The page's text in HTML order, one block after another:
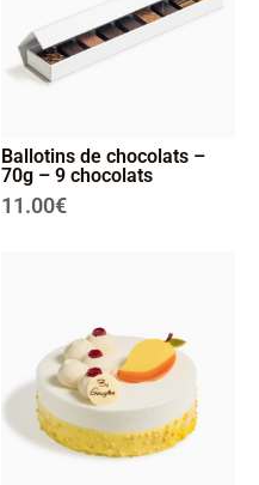
Ballotins de chocolats –
70g – 9 chocolats
11.00€